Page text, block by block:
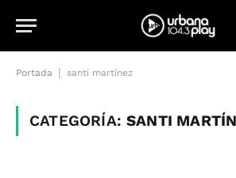
Portada santi martínez
CATEGORÍA:SANTI